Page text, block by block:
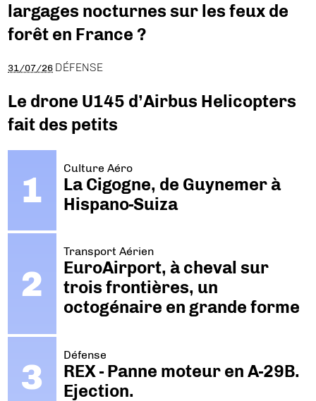
largages nocturnes sur les feux de
forêt en France ?
31/07/26 DÉFENSE
Le drone U145 d’Airbus Helicopters
fait des petits
Culture Aéro
La Cigogne, de Guynemer à
Hispano-Suiza
Transport Aérien
EuroAirport, à cheval sur
trois frontières, un
octogénaire en grande forme
Défense
REX - Panne moteur en A-29B.
Ejection.